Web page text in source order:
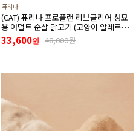
퓨리나
(CAT) 퓨리나 프로플랜 리브클리어 성묘
용 어덜트 순살 닭고기 (고양이 알레르기
감소식단)(1.5kg) (유통기한 27년 3월)
33,600원 48,000원